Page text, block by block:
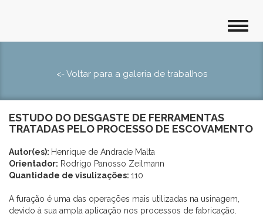
<- Voltar para a galeria de trabalhos
ESTUDO DO DESGASTE DE FERRAMENTAS
TRATADAS PELO PROCESSO DE ESCOVAMENTO
Autor(es): Henrique de Andrade Malta
Orientador: Rodrigo Panosso Zeilmann
Quantidade de visulizações: 110
A furação é uma das operações mais utilizadas na usinagem,
devido à sua ampla aplicação nos processos de fabricação.